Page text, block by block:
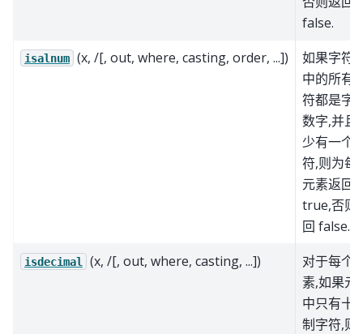
false.
isalnum (x, /[, out, where, casting, order, ...])
如果字符
中的所有
符都是字
数字,并且
少有一个
符,则为每
元素返回
true,否则
回 false.
isdecimal (x, /[, out, where, casting, ...])
对于每个
素,如果元
中只有十
制字符,则